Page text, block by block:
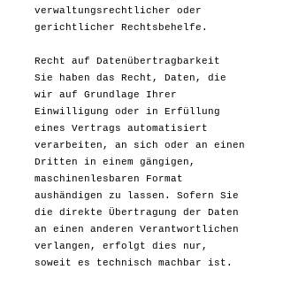
verwaltungsrechtlicher oder
gerichtlicher Rechtsbehelfe.
Recht auf Daten­übertrag­barkeit
Sie haben das Recht, Daten, die
wir auf Grundlage Ihrer
Einwilligung oder in Erfüllung
eines Vertrags automatisiert
verarbeiten, an sich oder an einen
Dritten in einem gängigen,
maschinenlesbaren Format
aushändigen zu lassen. Sofern Sie
die direkte Übertragung der Daten
an einen anderen Verantwortlichen
verlangen, erfolgt dies nur,
soweit es technisch machbar ist.